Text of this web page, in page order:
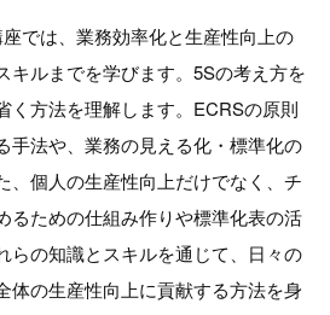
では、業務効率化と生産性向上の
キルまでを学びます。5Sの考え方を
く方法を理解します。ECRSの原則
手法や、業務の見える化・標準化の
、個人の生産性向上だけでなく、チ
るための仕組み作りや標準化表の活
らの知識とスキルを通じて、日々の
体の生産性向上に貢献する方法を身